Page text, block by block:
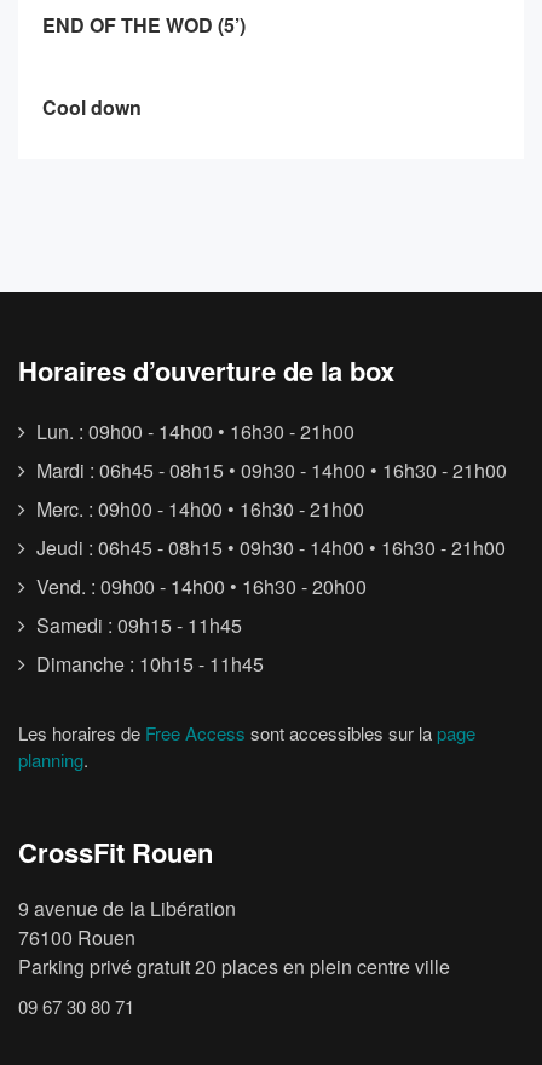
END OF THE WOD (5’)
Cool down
Horaires d’ouverture de la box
Lun. : 09h00 - 14h00 • 16h30 - 21h00
Mardi : 06h45 - 08h15 • 09h30 - 14h00 • 16h30 - 21h00
Merc. : 09h00 - 14h00 • 16h30 - 21h00
Jeudi : 06h45 - 08h15 • 09h30 - 14h00 • 16h30 - 21h00
Vend. : 09h00 - 14h00 • 16h30 - 20h00
Samedi : 09h15 - 11h45
Dimanche : 10h15 - 11h45
Les horaires de Free Access sont accessibles sur la page
planning.
CrossFit Rouen
9 avenue de la Libération
76100 Rouen
Parking privé gratuit 20 places en plein centre ville
09 67 30 80 71